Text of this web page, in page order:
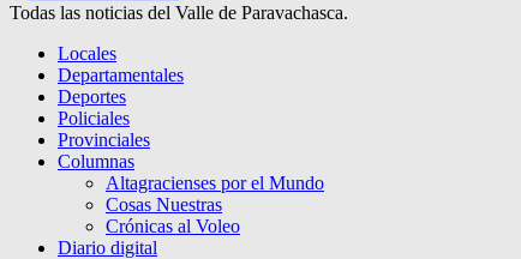
Todas las noticias del Valle de Paravachasca.
Locales
Departamentales
Deportes
Policiales
Provinciales
Columnas
Altagracienses por el Mundo
Cosas Nuestras
Crónicas al Voleo
Diario digital